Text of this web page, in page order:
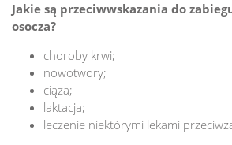
Jakie są przeciwwskazania do
osocza?
choroby krwi;
nowotwory;
ciąża;
laktacja;
leczenie niektórymi lekami